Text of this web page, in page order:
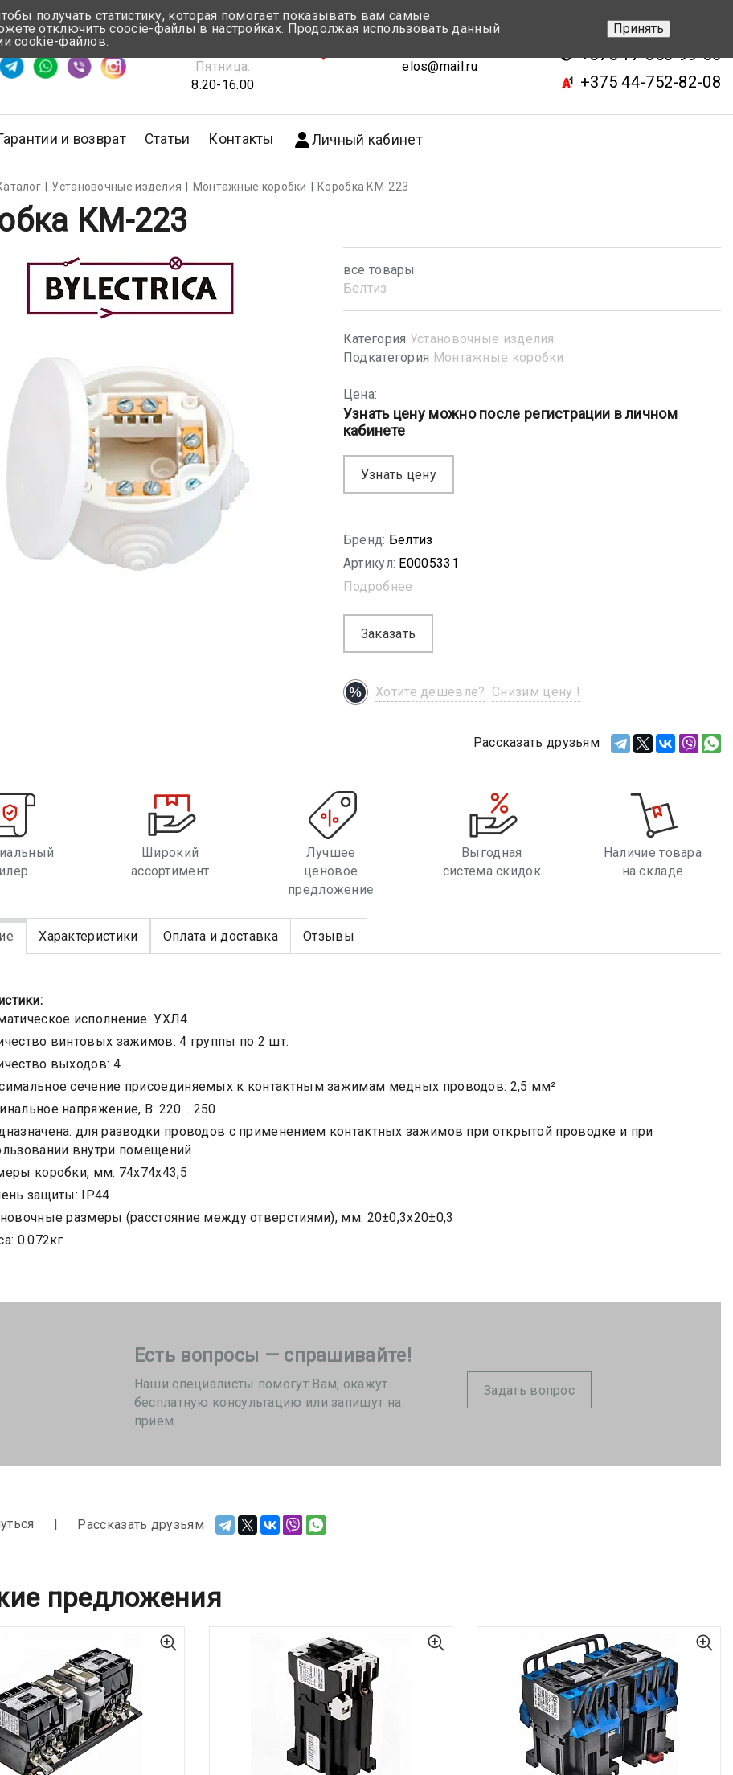
ответа ≈ 5 мин
Понедельник-Четверг:
Пятница:
8.20-16.00
elos@mail.ru
+375 17-343-46-70
+375 17-350-99-56
+375 44-752-82-08
и возврат Статьи Контакты Личный кабинет
Установочные изделия Монтажные коробки Коробка КМ-223
КМ-223
все товары
Белтиз
Категория Установочные изделия
Подкатегория Монтажные коробки
Цена:
Узнать цену можно после регистрации в личном
кабинете
Узнать цену
Бренд: Белтиз
Артикул: E0005331
Подробнее
Заказать
Хотите дешевле? Снизим цену !
Рассказать друзьям
Широкий
ассортимент
Лучшее
ценовое
предложение
Выгодная
система скидок
Наличие товара
на складе
Характеристики Оплата и доставка Отзывы
исполнение: УХЛ4
винтовых зажимов: 4 группы по 2 шт.
выходов: 4
сечение присоединяемых к контактным зажимам медных проводов: 2,5 мм²
напряжение, В: 220 .. 250
для разводки проводов с применением контактных зажимов при открытой проводке и при
внутри помещений
коробки, мм: 74х74х43,5
защиты: IP44
размеры (расстояние между отверстиями), мм: 20±0,3х20±0,3
0.072кг
Есть вопросы — спрашивайте!
Наши специалисты помогут Вам, окажут
бесплатную консультацию или запишут на
приём
Задать вопрос
Рассказать друзьям
предложения
получать статистику, которая помогает показывать вам самые
отключить coocie-файлы в настройках. Продолжая использовать данный
cookie-файлов.
Принять